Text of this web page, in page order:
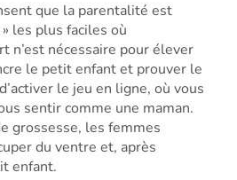
que la parentalité est
les plus faciles où
n’est nécessaire pour élever
le petit enfant et prouver le
le jeu en ligne, où vous
sentir comme une maman.
grossesse, les femmes
du ventre et, après
enfant.